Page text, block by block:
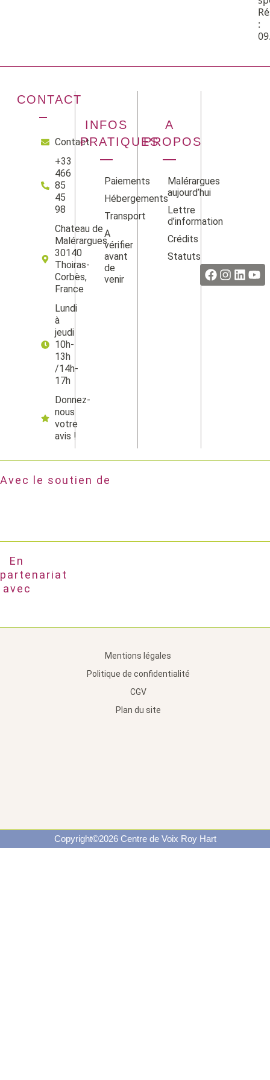
:
CONTACT
Contact
+33
466
85
45
98
Chateau de
Malérargues
30140
Thoiras-
Corbès,
France
Lundi
à
jeudi
10h-
13h
/14h-
17h
Donnez-
nous
votre
avis !
INFOS
PRATIQUES
Paiements
Hébergements
Transport
A
vérifier
avant
de
venir
A
PROPOS
Malérargues
aujourd’hui
Lettre
d’information
Crédits
Statuts
Avec le soutien de
En
partenariat
avec
Mentions légales
Politique de confidentialité
CGV
Plan du site
Copyright©2026 Centre de Voix Roy Hart